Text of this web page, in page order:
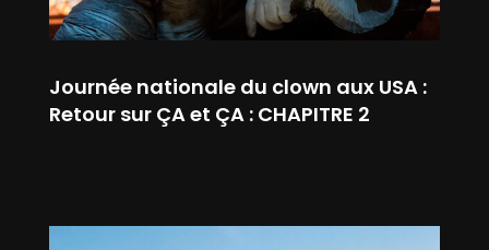
Journée nationale du clown aux USA :
Retour sur ÇA et ÇA : CHAPITRE 2